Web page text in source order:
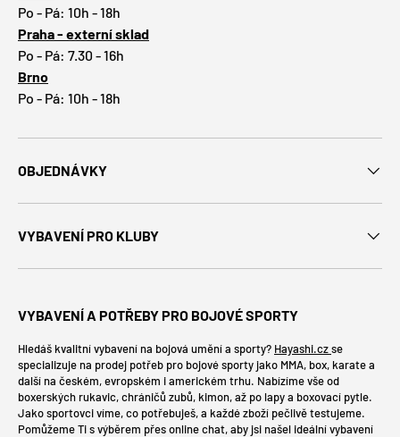
Po - Pá: 10h - 18h
Praha - externí sklad
Po - Pá: 7.30 - 16h
Brno
Po - Pá: 10h - 18h
OBJEDNÁVKY
VYBAVENÍ PRO KLUBY
VYBAVENÍ A POTŘEBY PRO BOJOVÉ SPORTY
Hledáš kvalitní vybavení na bojová umění a sporty? Hayashi.czse
specializuje na prodej potřeb pro bojové sporty jako MMA, box, karate a
další na českém, evropském i americkém trhu. Nabízíme vše od
boxerských rukavic, chráničů zubů, kimon, až po lapy a boxovací pytle.
Jako sportovci víme, co potřebuješ, a každé zboží pečlivě testujeme.
Pomůžeme Ti s výběrem přes online chat, aby jsi našel ideální vybavení